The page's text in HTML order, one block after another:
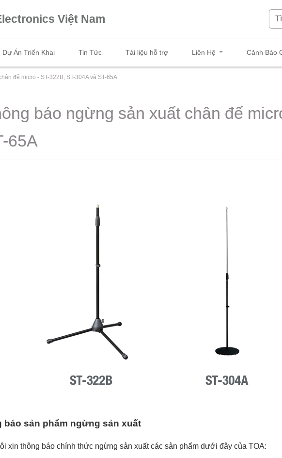
Việt Nam
Dự Án Triển Khai Tin Tức Tài liệu hỗ trợ Liên Hệ Cảnh Báo
đế micro - ST-322B, ST-304A và ST-65A
báo ngừng sản xuất chân đế
65A
báo sản phẩm ngừng sản xuất
xin thông báo chính thức ngừng sản xuất các sản phẩm dưới đây của TOA: